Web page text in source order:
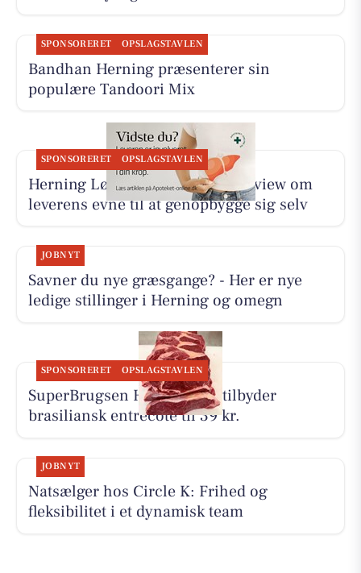
SPONSORERET OPSLAGSTAVLEN
Bandhan Herning præsenterer sin
populære Tandoori Mix
SPONSORERET OPSLAGSTAVLEN
Herning Løve Apotek deler interview om
leverens evne til at genopbygge sig selv
JOBNYT
Savner du nye græsgange? - Her er nye
ledige stillinger i Herning og omegn
SPONSORERET OPSLAGSTAVLEN
SuperBrugsen Hammerum tilbyder
brasiliansk entrecôte til 39 kr.
JOBNYT
Natsælger hos Circle K: Frihed og
fleksibilitet i et dynamisk team